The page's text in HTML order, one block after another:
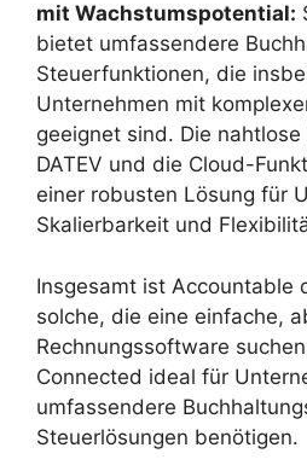
mit Wachstumspotential:
bietet umfassendere
Steuerfunktionen, die
Unternehmen mit
geeignet sind. Die
DATEV und die Cloud-
einer robusten Lösung für
Skalierbarkeit und
Insgesamt ist Accountable
solche, die eine einfache,
Rechnungssoftware
Connected ideal für
umfassendere
Steuerlösungen benötigen.